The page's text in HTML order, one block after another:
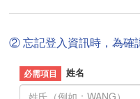
② 忘記登入資訊時，為確
姓名